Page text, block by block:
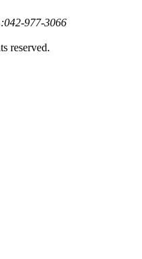
977-3066
reserved.